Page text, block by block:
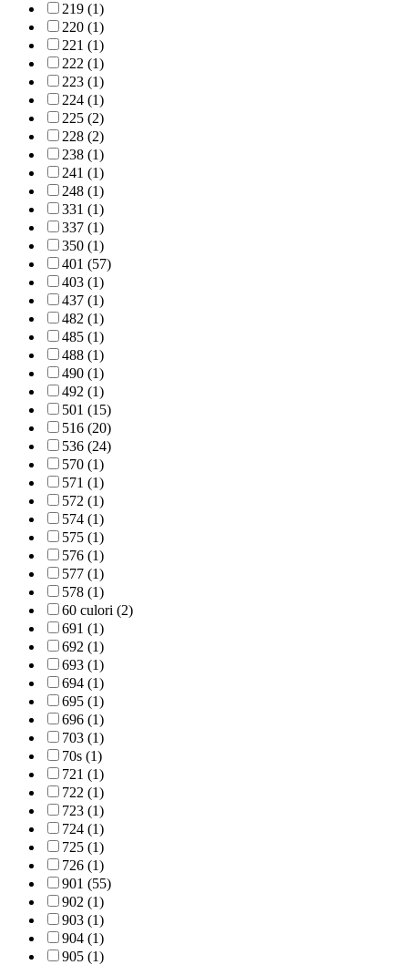
219 (1)
220 (1)
221 (1)
222 (1)
223 (1)
224 (1)
225 (2)
228 (2)
238 (1)
241 (1)
248 (1)
331 (1)
337 (1)
350 (1)
401 (57)
403 (1)
437 (1)
482 (1)
485 (1)
488 (1)
490 (1)
492 (1)
501 (15)
516 (20)
536 (24)
570 (1)
571 (1)
572 (1)
574 (1)
575 (1)
576 (1)
577 (1)
578 (1)
60 culori (2)
691 (1)
692 (1)
693 (1)
694 (1)
695 (1)
696 (1)
703 (1)
70s (1)
721 (1)
722 (1)
723 (1)
724 (1)
725 (1)
726 (1)
901 (55)
902 (1)
903 (1)
904 (1)
905 (1)